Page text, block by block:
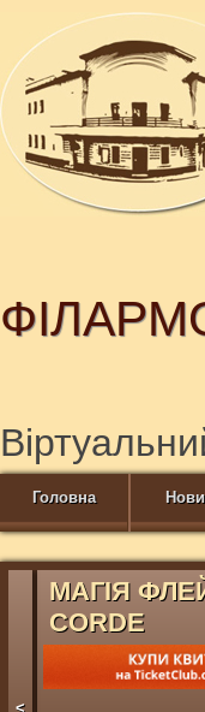
Головна
<
МАГІЯ
CORDE